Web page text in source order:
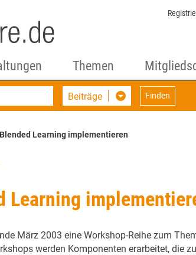
Themen
Beiträge Finden
Blended Learning implementieren
Learning
März 2003 eine Workshop-Reihe zum
werden Komponenten erarbeitet, die